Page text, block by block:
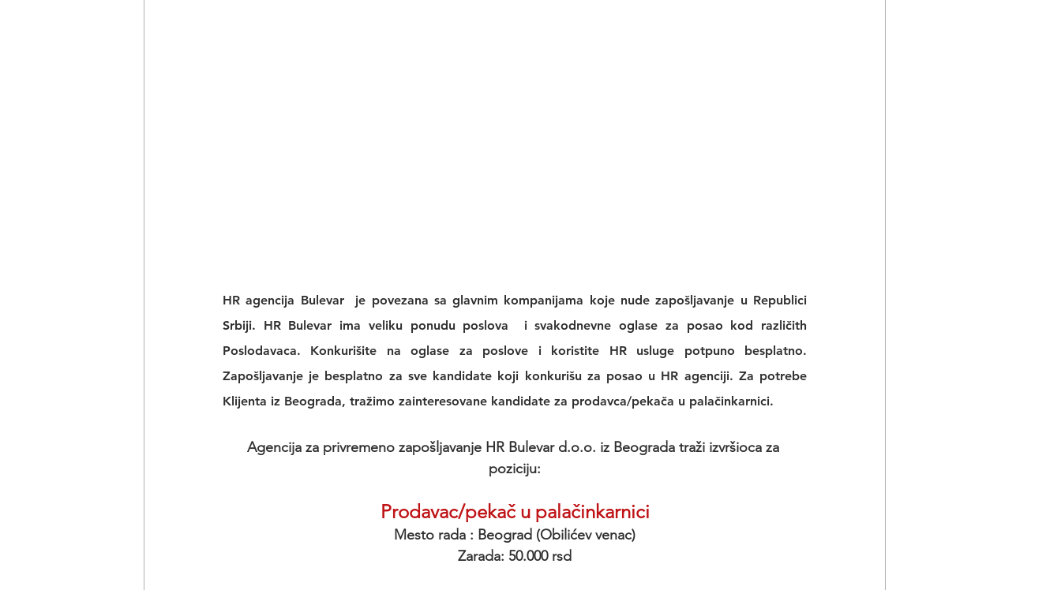
HR agencija Bulevar
  je povezana sa glavnim kompanijama koje nude zapošljavanje u Republici
Srbiji. HR Bulevar ima veliku ponudu poslova
  i svakodnevne
oglase za posao kod različith
Poslodavaca. Konkurišite na oglase za poslove i koristite HR usluge potpuno besplatno.
Zapošljavanje je besplatno za sve kandidate koji konkurišu za posao u HR agenciji. Za potrebe
Klijenta iz Beograda, tražimo zainteresovane kandidate za prodavca/pekača u palačinkarnici.
Agencija za privremeno zapošljavanje HR Bulevar d.o.o. iz Beograda traži izvršioca za
poziciju:
Prodavac/pekač u palačinkarnici
Mesto rada : Beograd (Obilićev venac)
Zarada: 50.000 rsd